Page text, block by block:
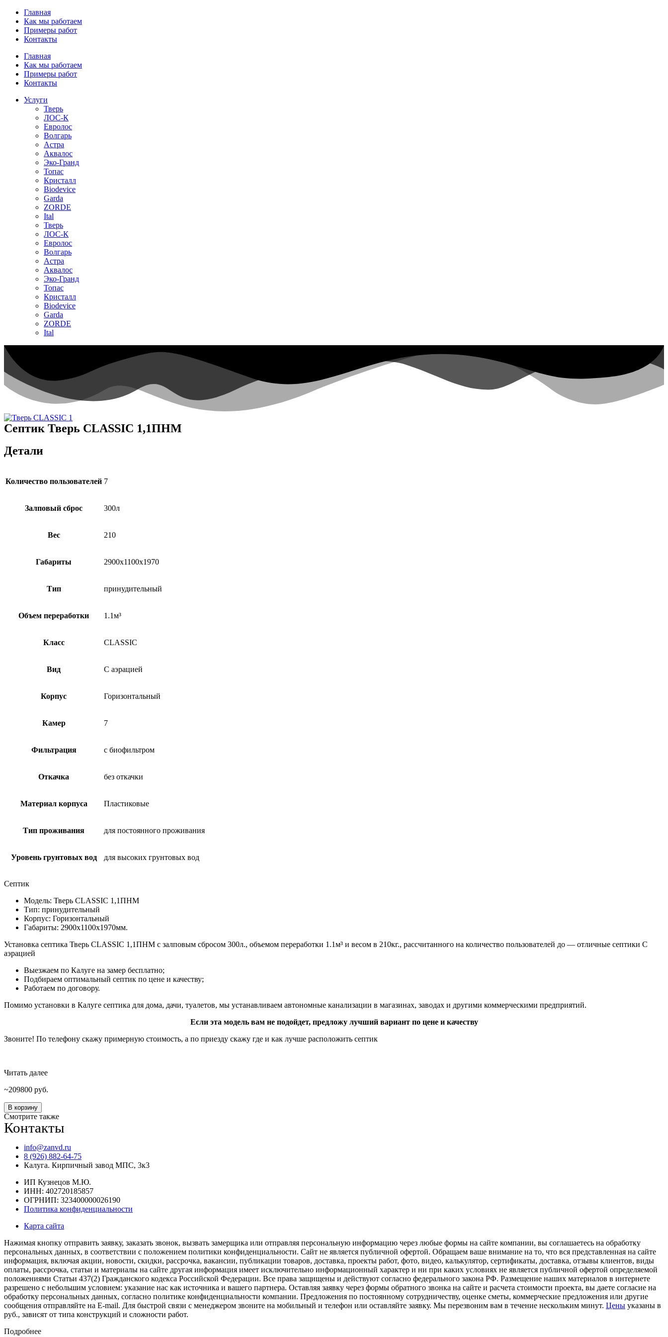
Перейти
содержимому
Главная
Как мы работаем
Примеры работ
Контакты
Главная
Как мы работаем
Примеры работ
Контакты
Услуги
Тверь
ЛОС-К
Евролос
Волгарь
Астра
Аквалос
Эко-Гранд
Топас
Кристалл
Biodevice
Garda
ZORDE
Ital
Тверь
ЛОС-К
Евролос
Волгарь
Астра
Аквалос
Эко-Гранд
Топас
Кристалл
Biodevice
Garda
ZORDE
Ital
Септик Тверь CLASSIC 1,1ПНМ
Детали
Количество пользователей 7
Залповый сброс 300л
Вес 210
Габариты 2900х1100х1970
Тип принудительный
Объем переработки 1.1м³
Класс CLASSIC
Вид С аэрацией
Корпус Горизонтальный
Камер 7
Фильтрация с биофильтром
Откачка без откачки
Материал корпуса Пластиковые
Тип проживания для постоянного проживания
Уровень грунтовых вод для высоких грунтовых вод
Септик
Модель: Тверь CLASSIC 1,1ПНМ
Тип: принудительный
Корпус: Горизонтальный
Габариты: 2900х1100х1970мм.
Установка септика Тверь CLASSIC 1,1ПНМ с залповым сбросом 300л., объемом переработки 1.1м³ и весом в 210кг., рассчитанного на количество пользователей до — отличные септики С
аэрацией
Выезжаем по Калуге на замер бесплатно;
Подбираем оптимальный септик по цене и качеству;
Работаем по договору.
Помимо установки в Калуге септика для дома, дачи, туалетов, мы устанавливаем автономные канализации в магазинах, заводах и другими коммерческими предприятий.
Если эта модель вам не подойдет, предложу лучший вариант по цене и качеству
Звоните! По телефону скажу примерную стоимость, а по приезду скажу где и как лучше расположить септик
Читать далее
209800 руб.
Количество
товара
Тверь
CLASSIC
В корзину
Смотрите также
Контакты
info@zanvd.ru
8 (926) 882-64-75
Калуга. Кирпичный завод МПС, 3к3
ИП Кузнецов М.Ю.
ИНН: 402720185857
ОГРНИП: 323400000026190
Политика конфиденциальности
Карта сайта
Нажимая кнопку отправить заявку, заказать звонок, вызвать замерщика или отправляя персональную информацию через любые формы на сайте компании, вы соглашаетесь на обработку
персональных данных, в соответствии с положением политики конфиденциальности. Сайт не является публичной офертой. Обращаем ваше внимание на то, что вся представленная на сайте
информация, включая акции, новости, скидки, рассрочка, вакансии, публикации товаров, доставка, проекты работ, фото, видео, калькулятор, сертификаты, доставка, отзывы клиентов, виды
оплаты, рассрочка, статьи и материалы на сайте другая информация имеет исключительно информационный характер и ни при каких условиях не является публичной офертой определяемой
положениями Статьи 437(2) Гражданского кодекса Российской Федерации. Все права защищены и действуют согласно федерального закона РФ. Размещение наших материалов в интернете
разрешено с небольшим условием: указание нас как источника и вашего партнера. Оставляя заявку через формы обратного звонка на сайте и расчета стоимости проекта, вы даете согласие на
обработку персональных данных, согласно политике конфиденциальности компании. Предложения по постоянному сотрудничеству, оценке сметы, коммерческие предложения или другие
сообщения отправляйте на E-mail. Для быстрой связи с менеджером звоните на мобильный и телефон или оставляйте заявку. Мы перезвоним вам в течение нескольким минут. Цены указаны в
руб., зависят от типа конструкций и сложности работ.
Подробнее